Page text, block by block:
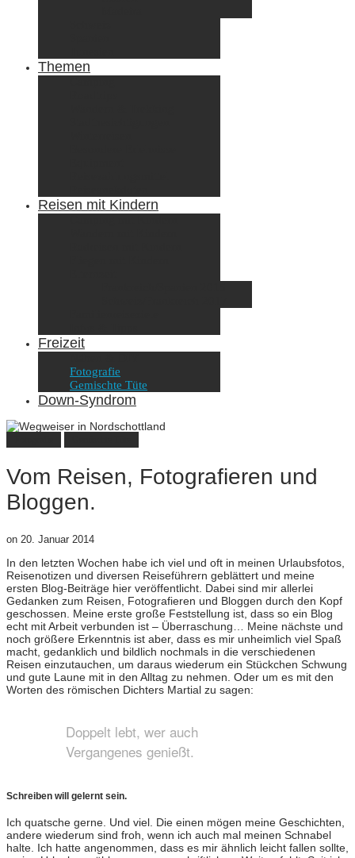
Themen
Reisen mit Kindern
Freizeit
Fotografie
Gemischte Tüte
Down-Syndrom
Vom Reisen, Fotografieren und
Bloggen.
on 20. Januar 2014
In den letzten Wochen habe ich viel und oft in meinen Urlaubsfotos,
Reisenotizen und diversen Reiseführern geblättert und meine
ersten Blog-Beiträge hier veröffentlicht. Dabei sind mir allerlei
Gedanken zum Reisen, Fotografieren und Bloggen durch den Kopf
geschossen. Meine erste große Feststellung ist, dass so ein Blog
echt mit Arbeit verbunden ist – Überraschung… Meine nächste und
noch größere Erkenntnis ist aber, dass es mir unheimlich viel Spaß
macht, gedanklich und bildlich nochmals in die verschiedenen
Reisen einzutauchen, um daraus wiederum ein Stückchen Schwung
und gute Laune mit in den Alltag zu nehmen. Oder um es mit den
Worten des römischen Dichters Martial zu sagen:
Doppelt lebt, wer auch
Vergangenes genießt.
Schreiben will gelernt sein.
Ich quatsche gerne. Und viel. Die einen mögen meine Geschichten,
andere wiederum sind froh, wenn ich auch mal meinen Schnabel
halte. Ich hatte angenommen, dass es mir ähnlich leicht fallen sollte,